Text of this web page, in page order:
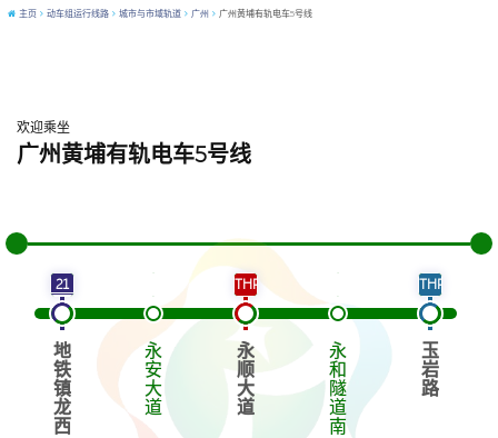
主页 动车组运行线路 城市与市域轨道 广州 广州黄埔有轨电车5号线
欢迎乘坐
广州黄埔有轨电车5号线
21
地
铁
镇
龙
西
永
安
大
道
THP1
永
顺
大
道
永
和
隧
道
南
THP2
玉
岩
路